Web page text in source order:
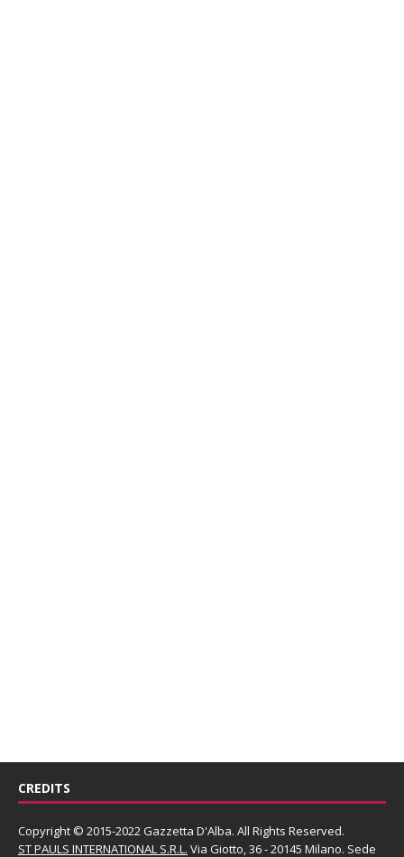
CREDITS
Copyright © 2015-2022 Gazzetta D'Alba. All Rights Reserved.
ST PAULS INTERNATIONAL S.R.L. Via Giotto, 36 - 20145 Milano. Sede